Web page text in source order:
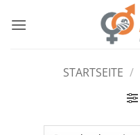
Inhalt
STARTSEITE /